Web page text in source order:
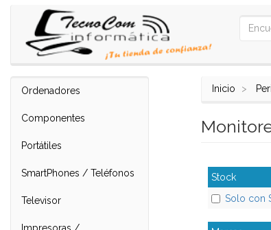
Ordenadores
Componentes
Portátiles
SmartPhones / Teléfonos
Televisor
Inicio
Stock
Solo con